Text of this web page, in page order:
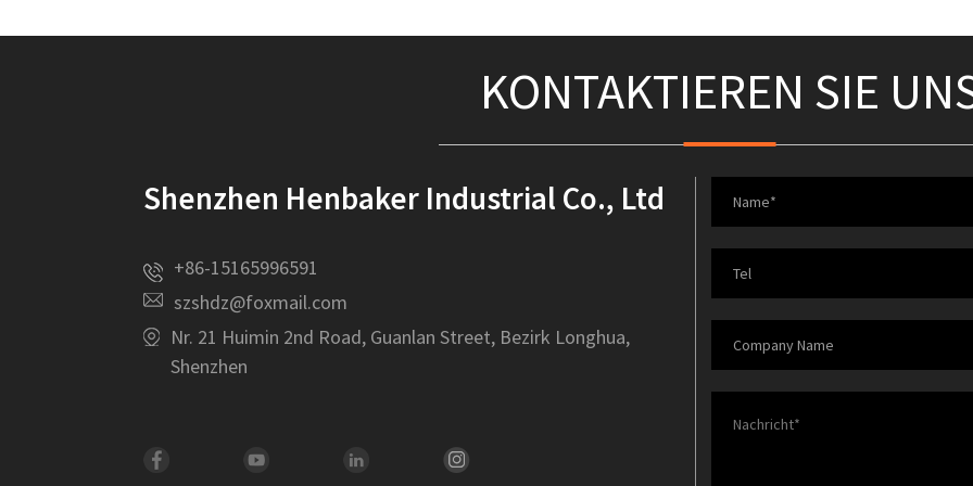
KONTAKTIEREN SIE
Shenzhen Henbaker Industrial Co., Ltd
+86-15165996591
szshdz@foxmail.com
Nr. 21 Huimin 2nd Road, Guanlan Street, Bezirk Longhua,
Shenzhen